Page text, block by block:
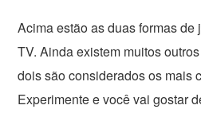
Acima estão as duas formas
TV. Ainda existem muitos
dois são considerados os mais
Experimente e você vai gostar